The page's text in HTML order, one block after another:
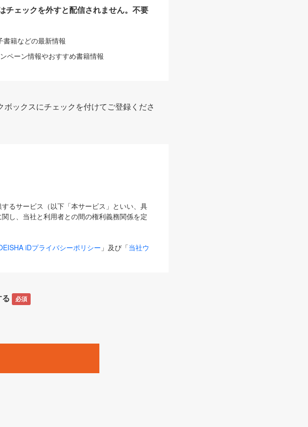
チェックを外すと配信されません。不要
書籍などの最新情報
ペーン情報やおすすめ書籍情報
ックスにチェックを付けてご登録くださ
るサービス（以下「本サービス」といい、具
し、当社と利用者との間の権利義務関係を定
iDプライバシーポリシー 」及び「当社ウ
容が変更された場合、変更後のサービスを含
キャンペーンをいいます。
」「ECzine」「Biz/Zine」「HRzine」
必須